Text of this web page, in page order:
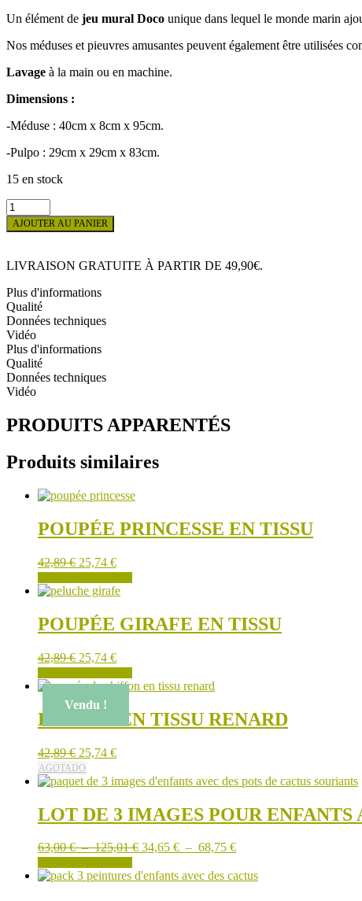
Un élément de jeu mural Doco unique dans lequel le monde marin
Nos méduses et pieuvres amusantes peuvent également être utilisées
Lavage à la main ou en machine.
Dimensions :
-Méduse : 40cm x 8cm x 95cm.
-Pulpo : 29cm x 29cm x 83cm.
15 en stock
quantité
de
PACK
ET
AJOUTER AU PANIER
LIVRAISON GRATUITE À PARTIR DE 49,90€.
Plus d'informations
Qualité
Données techniques
Vidéo
Plus d'informations
Qualité
Données techniques
Vidéo
PRODUITS APPARENTÉS
Produits similaires
POUPÉE PRINCESSE EN TISSU
42,89€ 25,74 €
POUPÉE GIRAFE EN TISSU
42,89€ 25,74 €
Vendu !
POUPÉE EN TISSU RENARD
42,89€ 25,74 €
AGOTADO
LOT DE 3 IMAGES POUR ENFANTS
63,00€ – 125,01€Plage
prix :
34,65 € – 68,75 €Plage
prix :
Ce
produit